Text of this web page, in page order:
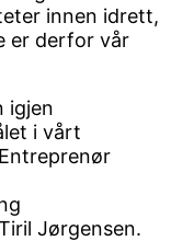
innen idrett,
er derfor vår
igjen
i vårt
Jørgensen.